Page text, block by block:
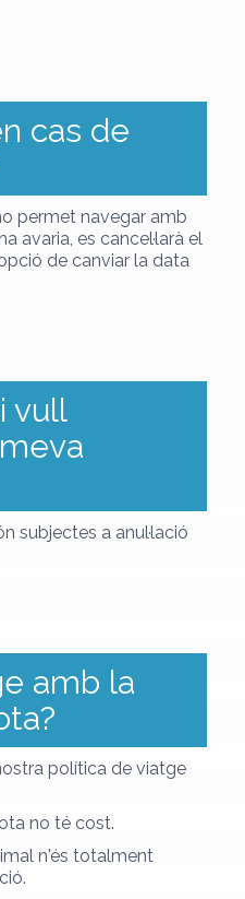
cas de
permet navegar amb
avaria, es cancel·larà el
de canviar la data
vull
subjectes a anul·lació
amb la
política de viatge
no té cost.
n'és totalment